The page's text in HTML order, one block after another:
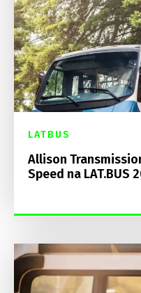
LATBUS
Allison
Speed na LAT.BUS